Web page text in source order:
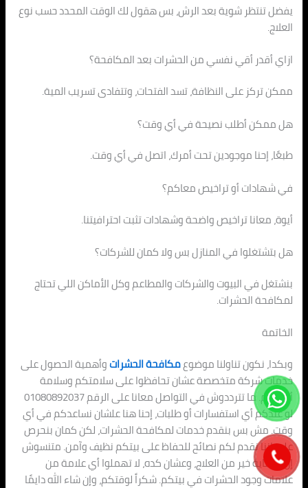
يفضل تنتظر شوية بعد الرش، بس هقول لك الوقت المحدد حسب نوع
العلاج.
ازاي أقدر أقي نفسي من الحشرات بعد المكافحة؟
ممكن تركز على النظافة، تسد الفتحات، وتتفادى تسريب المية.
هل ممكن أطلب نصيحة في أي وقت؟
طبعًا، إحنا موجودين تحت أمرك، اتصل في أي وقت.
في شهادات أو تراخيص معاكم؟
أيوة، معانا تراخيص واضحة وشهادات تثبت احترافيتنا.
هل بتشتغلوا في المنازل بس ولا كمان للشركات؟
بنشتغل في البيوت والشركات والمطاعم وكل الأماكن اللي تحتاج
لمكافحة الحشرات.
الخاتمة
وبكدا، نكون تناولنا موضوعمكافحة الحشراتوأهمية الحصول على
خدمات شركة متخصصة عشان تحافظوا على سلامتكم وسلامة
أولادكم. ما تترددوش في التواصل معانا على الرقم 01080892037
لو عندكم أي استفسارات أو طلبات، إحنا هنا علشان نساعدكم في أي
وقت. مش بس بنقدم خدمات لمكافحة الحشرات، لكن كمان بنحرص
على إننا نقدم لكم نصائح للحفاظ على بيتكم نظيف وآمن. متنسوش
إن الوقاية خير من العلاج، وعشان كده، لا تهملوا أي علامة من
علامات وجود الحشرات في بيتكم. شكراً لوقتكم، وإن شاء الله دايمًا